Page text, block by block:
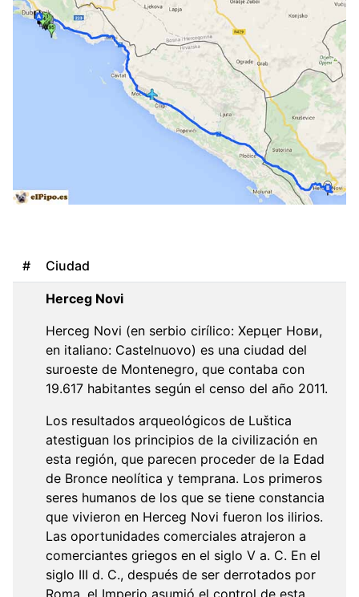
# Ciudad
Herceg Novi
Herceg Novi (en serbio cirílico: Херцег Нови,
en italiano: Castelnuovo) es una ciudad del
suroeste de Montenegro, que contaba con
19.617 habitantes según el censo del año 2011.
Los resultados arqueológicos de Luštica
atestiguan los principios de la civilización en
esta región, que parecen proceder de la Edad
de Bronce neolítica y temprana. Los primeros
seres humanos de los que se tiene constancia
que vivieron en Herceg Novi fueron los ilirios.
Las oportunidades comerciales atrajeron a
comerciantes griegos en el siglo V a. C. En el
siglo III d. C., después de ser derrotados por
Roma, el Imperio asumió el control de esta